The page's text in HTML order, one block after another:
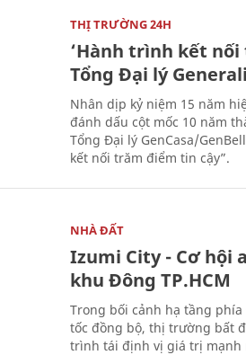
THỊ TRƯỜNG 24H
‘Hành trình kết
Tổng Đại lý
Nhân dịp kỷ niệm 15 năm
đánh dấu cột mốc 10 năm
Tổng Đại lý GenCasa/
kết nối trăm điểm tin cậy”.
NHÀ ĐẤT
Izumi City - Cơ hội
khu Đông TP.HCM
Trong bối cảnh hạ tầng
tốc đồng bộ, thị trường bất
trình tái định vị giá trị mạnh